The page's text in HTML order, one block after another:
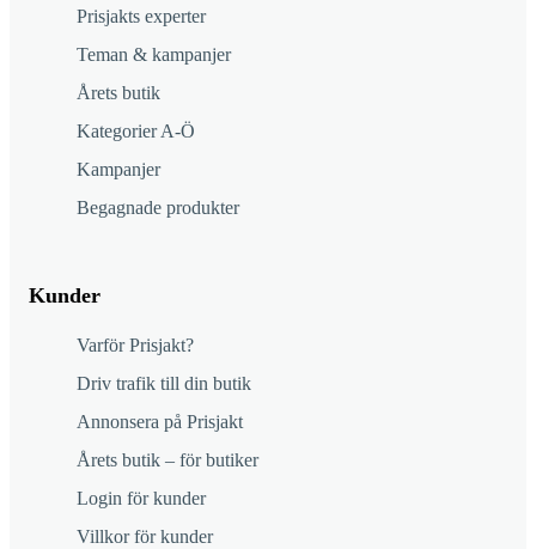
Prisjakts experter
Teman & kampanjer
Årets butik
Kategorier A-Ö
Kampanjer
Begagnade produkter
Kunder
Varför Prisjakt?
Driv trafik till din butik
Annonsera på Prisjakt
Årets butik – för butiker
Login för kunder
Villkor för kunder